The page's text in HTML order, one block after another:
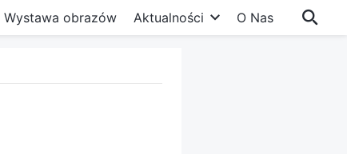
Wystawa obrazów Aktualności O Nas